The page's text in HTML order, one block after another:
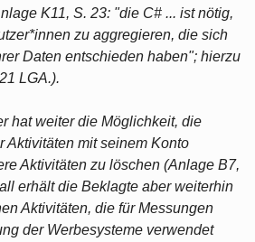
K11, S. 23: "die C# ... ist nötig,
zu aggregieren, die sich
Daten entschieden haben"; hierzu
LGA.).
hat weiter die Möglichkeit, die
Aktivitäten mit seinem Konto
Aktivitäten zu löschen (Anlage B7,
erhält die Beklagte aber weiterhin
Aktivitäten, die für Messungen
der Werbesysteme verwendet